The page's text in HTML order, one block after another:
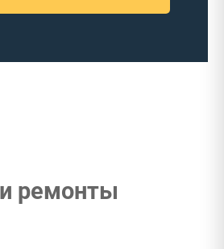
ремонты